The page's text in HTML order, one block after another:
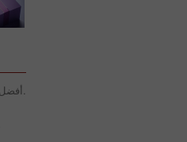
أفضل أدوات التداول الناجح فى الفوركس.